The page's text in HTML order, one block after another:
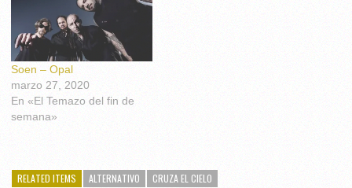
Soen – Opal
marzo 27, 2020
En «El Temazo del fin de
semana»
RELATED ITEMS ALTERNATIVO
CRUZA EL CIELO